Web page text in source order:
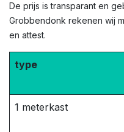
De prijs is transparant en
Grobbendonk rekenen wij
en attest.
type
1 meterkast